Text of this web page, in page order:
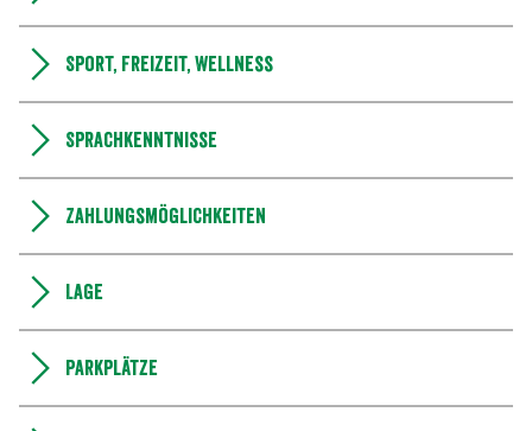
Sport, Freizeit, Wellness
Sprachkenntnisse
Zahlungsmöglichkeiten
Lage
Parkplätze